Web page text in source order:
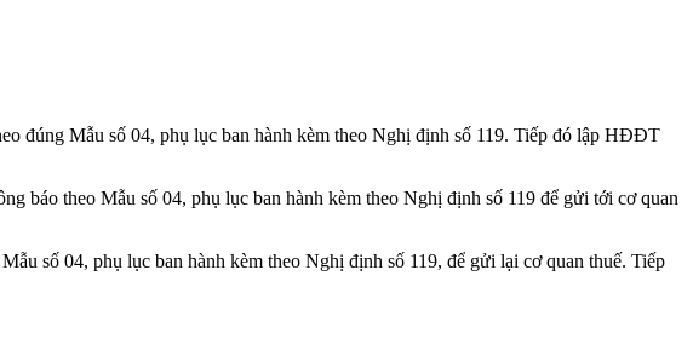
đúng Mẫu số 04, phụ lục ban hành kèm theo Nghị định số 119. Tiếp đó lập HĐĐT
báo theo Mẫu số 04, phụ lục ban hành kèm theo Nghị định số 119 để gửi tới cơ quan
số 04, phụ lục ban hành kèm theo Nghị định số 119, để gửi lại cơ quan thuế. Tiếp